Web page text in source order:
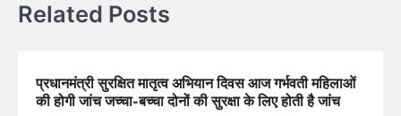
Related Posts
प्रधानमंत्री सुरक्षित मातृत्व अभियान दिवस आज गर्भवती महिलाओं
की होगी जांच जच्चा-बच्चा दोनों की सुरक्षा के लिए होती है जांच